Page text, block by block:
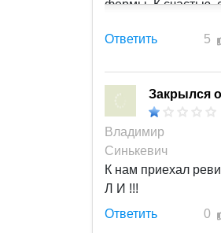
фермы. К счастью,
собственности
как и раньше.
Ответить
5
Закрылся
Владимир
Синькевич
К нам приехал
Л И !!!
Ответить
0